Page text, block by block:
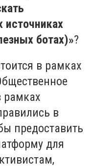
ботах)»?
в рамках
рамках
в
предоставить
для